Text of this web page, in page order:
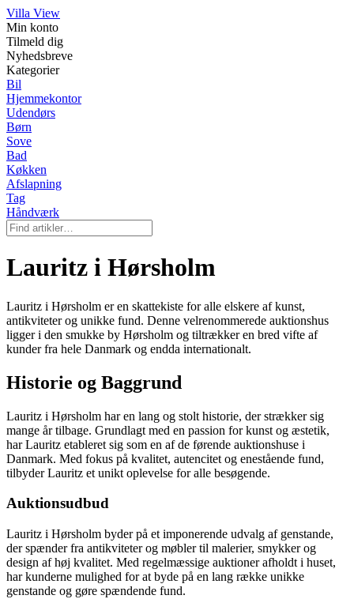
Villa View
Min konto
Tilmeld dig
Nyhedsbreve
Kategorier
Bil
Hjemmekontor
Udendørs
Børn
Sove
Bad
Køkken
Afslapning
Tag
Håndværk
Lauritz i Hørsholm
Lauritz i Hørsholm er en skattekiste for alle elskere af kunst,
antikviteter og unikke fund. Denne velrenommerede auktionshus
ligger i den smukke by Hørsholm og tiltrækker en bred vifte af
kunder fra hele Danmark og endda internationalt.
Historie og Baggrund
Lauritz i Hørsholm har en lang og stolt historie, der strækker sig
mange år tilbage. Grundlagt med en passion for kunst og æstetik,
har Lauritz etableret sig som en af de førende auktionshuse i
Danmark. Med fokus på kvalitet, autencitet og enestående fund,
tilbyder Lauritz et unikt oplevelse for alle besøgende.
Auktionsudbud
Lauritz i Hørsholm byder på et imponerende udvalg af genstande,
der spænder fra antikviteter og møbler til malerier, smykker og
design af høj kvalitet. Med regelmæssige auktioner afholdt i huset,
har kunderne mulighed for at byde på en lang række unikke
genstande og gøre spændende fund.